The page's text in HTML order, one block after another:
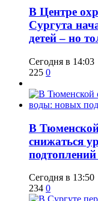
​В Центре
Сургута
детей – но
Сегодня в 14:03
225 0
​В
снижаться
подтоплений
Сегодня в 13:50
234 0